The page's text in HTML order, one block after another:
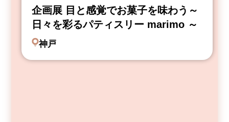
企画展 目と感覚でお菓子を味わう～
日々を彩るパティスリー marimo ～
神戸